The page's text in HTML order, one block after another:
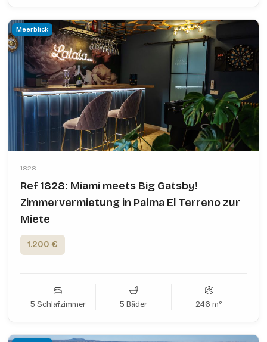
Meerblick
1828
Ref 1828: Miami meets Big Gatsby!
Zimmervermietung in Palma El Terreno zur
Miete
1.200 €
5 Schlafzimmer 5 Bäder 246 m²